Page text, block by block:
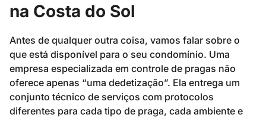
na Costa do Sol
Antes de qualquer outra coisa, vamos falar sobre o
que está disponível para o seu condomínio. Uma
empresa especializada em controle de pragas não
oferece apenas “uma dedetização”. Ela entrega um
conjunto técnico de serviços com protocolos
diferentes para cada tipo de praga, cada ambiente e